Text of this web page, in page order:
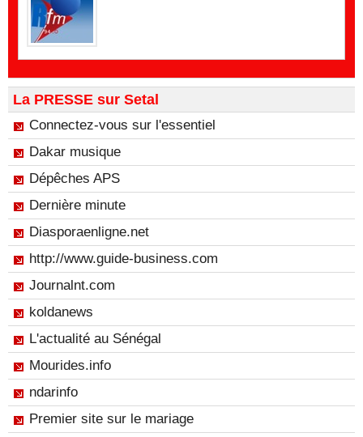
La PRESSE sur Setal
Connectez-vous sur l'essentiel
Dakar musique
Dépêches APS
Dernière minute
Diasporaenligne.net
http://www.guide-business.com
Journalnt.com
koldanews
L'actualité au Sénégal
Mourides.info
ndarinfo
Premier site sur le mariage